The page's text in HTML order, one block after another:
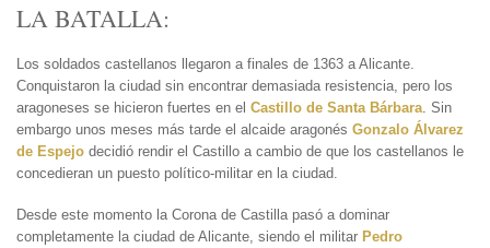
LA BATALLA:
Los soldados castellanos llegaron a finales de 1363 a Alicante.
Conquistaron la ciudad sin encontrar demasiada resistencia, pero los
aragoneses se hicieron fuertes en el Castillo de Santa Bárbara . Sin
embargo unos meses más tarde el alcaide aragonés Gonzalo Álvarez
de Espejo decidió rendir el Castillo a cambio de que los castellanos le
concedieran un puesto político-militar en la ciudad.
Desde este momento la Corona de Castilla pasó a dominar
completamente la ciudad de Alicante, siendo el militar Pedro